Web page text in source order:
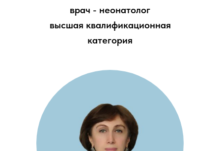
врач - неонатолог
высшая квалификационная
категория